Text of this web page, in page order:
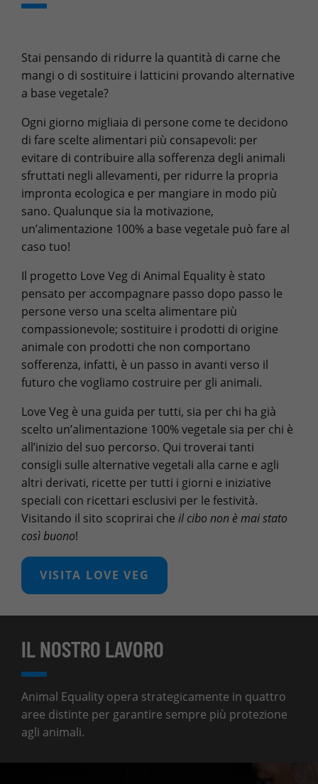
Stai pensando di ridurre la quantità di carne che
mangi o di sostituire i latticini provando alternative
a base vegetale?
Ogni giorno migliaia di persone come te decidono
di fare scelte alimentari più consapevoli: per
evitare di contribuire alla sofferenza degli animali
sfruttati negli allevamenti, per ridurre la propria
impronta ecologica e per mangiare in modo più
sano. Qualunque sia la motivazione,
un’alimentazione 100% a base vegetale può fare al
caso tuo!
Il progetto Love Veg di Animal Equality è stato
pensato per accompagnare passo dopo passo le
persone verso una scelta alimentare più
compassionevole; sostituire i prodotti di origine
animale con prodotti che non comportano
sofferenza, infatti, è un passo in avanti verso il
futuro che vogliamo costruire per gli animali.
Love Veg è una guida per tutti, sia per chi ha già
scelto un’alimentazione 100% vegetale sia per chi è
all’inizio del suo percorso. Qui troverai tanti
consigli sulle alternative vegetali alla carne e agli
altri derivati, ricette per tutti i giorni e iniziative
speciali con ricettari esclusivi per le festività.
Visitando il sito scoprirai che il cibo non è mai stato
così buono!
VISITA LOVE VEG
IL NOSTRO LAVORO
Animal Equality opera strategicamente in quattro
aree distinte per garantire sempre più protezione
agli animali.